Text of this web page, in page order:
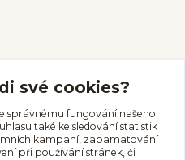
své cookies?
správnému fungování našeho
také ke sledování statistik
kampaní, zapamatování
při používání stránek, či